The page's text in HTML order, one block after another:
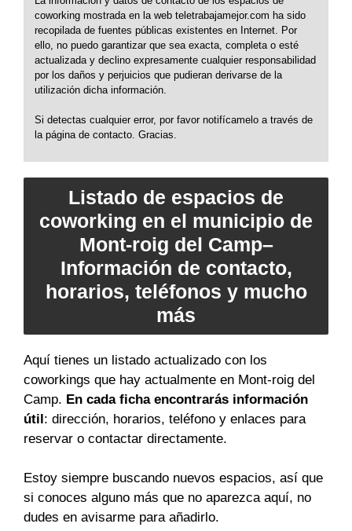
coworking mostrada en la web teletrabajamejor.com ha sido
recopilada de fuentes públicas existentes en Internet. Por
ello, no puedo garantizar que sea exacta, completa o esté
actualizada y declino expresamente cualquier responsabilidad
por los daños y perjuicios que pudieran derivarse de la
utilización dicha información.
Si detectas cualquier error, por favor notifícamelo a través de
la página de contacto. Gracias.
Listado de espacios de
coworking en el municipio de
Mont-roig del Camp–
Información de contacto,
horarios, teléfonos y mucho
más
Aquí tienes un listado actualizado con los
coworkings que hay actualmente en Mont-roig del
Camp. En cada ficha encontrarás información
útil: dirección, horarios, teléfono y enlaces para
reservar o contactar directamente.
Estoy siempre buscando nuevos espacios, así que
si conoces alguno más que no aparezca aquí, no
dudes en avisarme para añadirlo.